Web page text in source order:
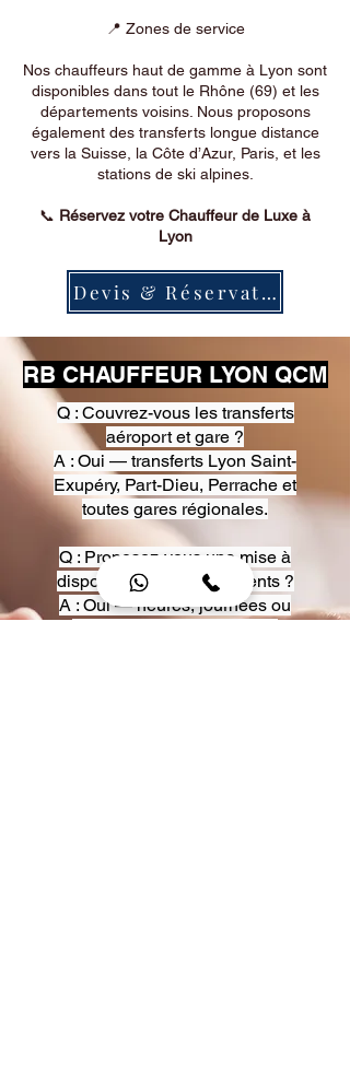
📍 Zones de service
Nos chauffeurs haut de gamme à Lyon sont
disponibles dans tout le Rhône (69) et les
départements voisins. Nous proposons
également des transferts longue distance
vers la Suisse, la Côte d’Azur, Paris, et les
stations de ski alpines.
📞 Réservez votre Chauffeur de Luxe à
Lyon
Devis & Réservation
RB CHAUFFEUR LYON QCM
Q : Couvrez-vous les transferts
aéroport et gare ?
A : Oui — transferts Lyon Saint-
Exupéry, Part-Dieu, Perrache et
toutes gares régionales.
Q : Proposez-vous une mise à
disposition pour événements ?
A : Oui — heures, journées ou